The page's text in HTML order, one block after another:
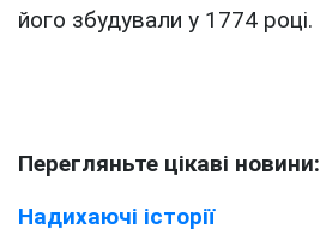
його збудували у 1774 році.
Перегляньте цікаві новини:
Надихаючі історії